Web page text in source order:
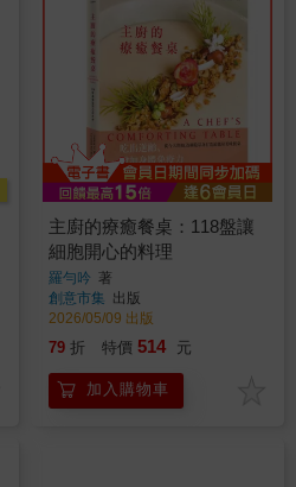
主廚的療癒餐桌：118盤讓
細胞開心的料理
羅勻吟 著
創意市集 出版
2026/05/09 出版
79 折 特價 514 元
加入購物車